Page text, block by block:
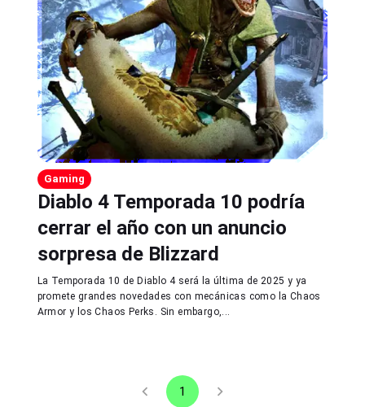
Gaming
Diablo 4 Temporada 10 podría
cerrar el año con un anuncio
sorpresa de Blizzard
La Temporada 10 de Diablo 4 será la última de 2025 y ya
promete grandes novedades con mecánicas como la Chaos
Armor y los Chaos Perks. Sin embargo,...
1